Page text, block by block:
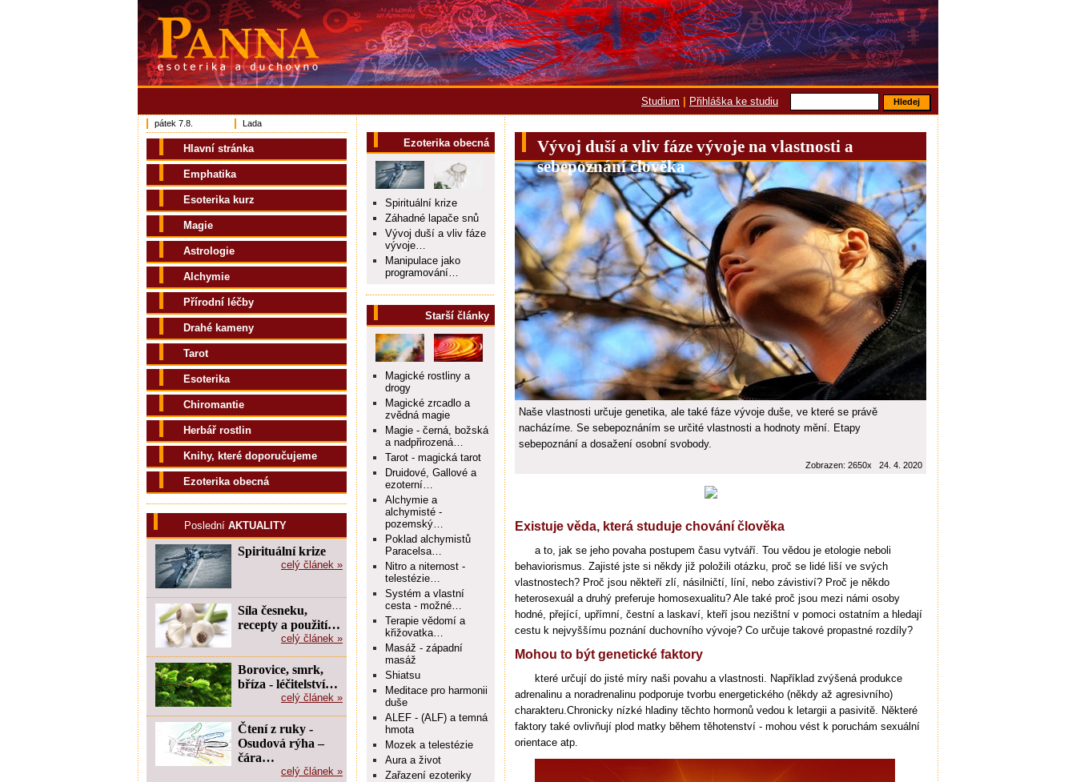
Studium Přihláška ke studiu
Vývoj duší a vliv fáze vývoje na vlastnosti a
sebepoznání člověka
Naše vlastnosti určuje genetika, ale také fáze vývoje duše, ve které se právě
nacházíme. Se sebepoznáním se určité vlastnosti a hodnoty mění. Etapy
sebepoznání a dosažení osobní svobody.
Zobrazen: 2650x 24. 4. 2020
Existuje věda, která studuje chování člověka
a to, jak se jeho povaha postupem času vytváří. Tou vědou je etologie neboli
behaviorismus. Zajisté jste si někdy již položili otázku, proč se lidé liší ve svých
vlastnostech? Proč jsou někteří zlí, násilničtí, líní, nebo závistiví? Proč je někdo
heterosexuál a druhý preferuje homosexualitu? Ale také proč jsou mezi námi osoby
hodné, přející, upřímní, čestní a laskaví, kteří jsou nezištní v pomoci ostatním a hledají
cestu k nejvyššímu poznání duchovního vývoje? Co určuje takové propastné rozdíly?
Mohou to být genetické faktory
které určují do jisté míry naši povahu a vlastnosti. Například zvýšená produkce
adrenalinu a noradrenalinu podporuje tvorbu energetického (někdy až agresivního)
charakteru.Chronicky nízké hladiny těchto hormonů vedou k letargii a pasivitě. Některé
faktory také ovlivňují plod matky během těhotenství - mohou vést k poruchám sexuální
orientace atp.
Ezoterika obecná
Spirituální krize
Záhadné lapače snů
Vývoj duší a vliv fáze
vývoje…
Manipulace jako
programování…
Starší články
Magické rostliny a
drogy
Magické zrcadlo a
zvědná magie
Magie - černá, božská
a nadpřirozená…
Tarot - magická tarot
Druidové, Gallové a
ezoterní…
Alchymie a
alchymisté -
pozemský…
Poklad alchymistů
Paracelsa…
Nitro a niternost -
telestézie…
Systém a vlastní
cesta - možné…
Terapie vědomí a
křižovatka…
Masáž - západní
masáž
Shiatsu
Meditace pro harmonii
duše
ALEF - (ALF) a temná
hmota
Mozek a telestézie
Aura a život
Zařazení ezoteriky
pátek 7.8. Lada
Hlavní stránka
Emphatika
Esoterika kurz
Magie
Astrologie
Alchymie
Přírodní léčby
Drahé kameny
Tarot
Esoterika
Chiromantie
Herbář rostlin
Knihy, které doporučujeme
Ezoterika obecná
Poslední AKTUALITY
Spirituální krize
celý článek »
Síla česneku,
recepty a použití…
celý článek »
Borovice, smrk,
bříza - léčitelství…
celý článek »
Čtení z ruky -
Osudová rýha –
čára…
celý článek »